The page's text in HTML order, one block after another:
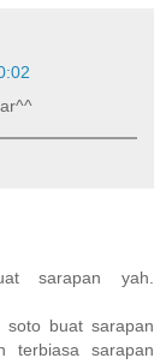
sarapan yah.
buat sarapan
terbiasa sarapan